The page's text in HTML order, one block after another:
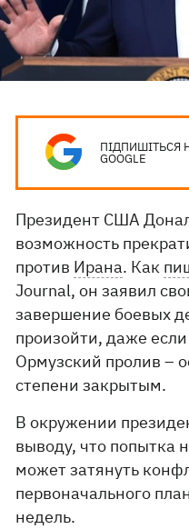
ПІДПИШІТЬСЯ
GOOGLE
Президент США
возможность
против Ирана. Как
Journal, он заявил
завершение боевых
произойти, даже
Ормузский пролив –
степени закрытым.
В окружении
выводу, что попытка
может затянуть
первоначального
недель.